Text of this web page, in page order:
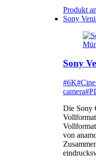
Produkt
Sony
Sony
#6K
camera
Die Sony
von